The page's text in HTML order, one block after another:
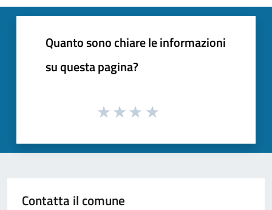
Quanto sono chiare le informazioni
su questa pagina?
Contatta il comune